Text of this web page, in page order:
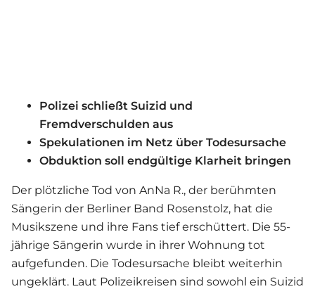
Polizei schließt Suizid und
Fremdverschulden aus
Spekulationen im Netz über Todesursache
Obduktion soll endgültige Klarheit bringen
Der plötzliche Tod von AnNa R., der berühmten
Sängerin der Berliner Band Rosenstolz, hat die
Musikszene und ihre Fans tief erschüttert. Die 55-
jährige Sängerin wurde in ihrer Wohnung tot
aufgefunden. Die Todesursache bleibt weiterhin
ungeklärt. Laut Polizeikreisen sind sowohl ein Suizid